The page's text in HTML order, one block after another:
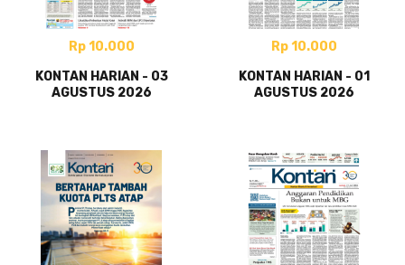
Rp 10.000
KONTAN HARIAN - 03
AGUSTUS 2026
Rp 10.000
KONTAN HARIAN - 01
AGUSTUS 2026